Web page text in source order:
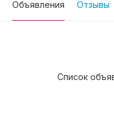
Объявления Отзывы
Список